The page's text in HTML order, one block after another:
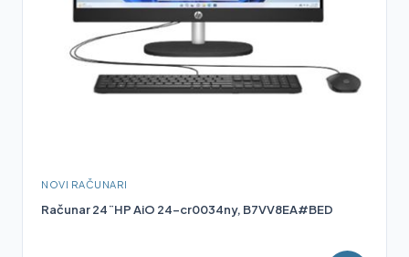
NOVI RAČUNARI
Računar 24¨HP AiO 24-cr0034ny, B7VV8EA#BED